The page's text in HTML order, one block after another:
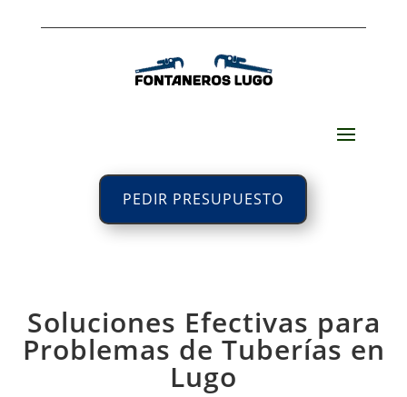
PEDIR PRESUPUESTO
Soluciones Efectivas para
Problemas de Tuberías en
Lugo